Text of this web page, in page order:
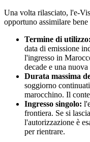
Una volta rilasciato, l'e-
opportuno assimilare
Termine di utilizzo:
data di emissione
l'ingresso in
decade e una
Durata massima
soggiorno
marocchino. Il
Ingresso singolo:
frontiera. Se si
l'autorizzazione è
per rientrare.